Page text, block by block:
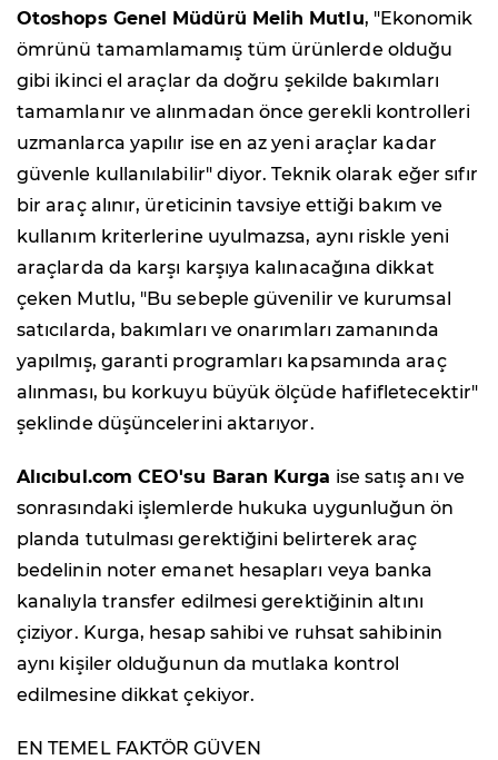
Otoshops Genel Müdürü Melih Mutlu, "Ekonomik
ömrünü tamamlamamış tüm ürünlerde olduğu
gibi ikinci el araçlar da doğru şekilde bakımları
tamamlanır ve alınmadan önce gerekli kontrolleri
uzmanlarca yapılır ise en az yeni araçlar kadar
güvenle kullanılabilir" diyor. Teknik olarak eğer sıfır
bir araç alınır, üreticinin tavsiye ettiği bakım ve
kullanım kriterlerine uyulmazsa, aynı riskle yeni
araçlarda da karşı karşıya kalınacağına dikkat
çeken Mutlu, "Bu sebeple güvenilir ve kurumsal
satıcılarda, bakımları ve onarımları zamanında
yapılmış, garanti programları kapsamında araç
alınması, bu korkuyu büyük ölçüde hafifletecektir"
şeklinde düşüncelerini aktarıyor.
Alıcıbul.com CEO'su Baran Kurga ise satış anı ve
sonrasındaki işlemlerde hukuka uygunluğun ön
planda tutulması gerektiğini belirterek araç
bedelinin noter emanet hesapları veya banka
kanalıyla transfer edilmesi gerektiğinin altını
çiziyor. Kurga, hesap sahibi ve ruhsat sahibinin
aynı kişiler olduğunun da mutlaka kontrol
edilmesine dikkat çekiyor.
EN TEMEL FAKTÖR GÜVEN